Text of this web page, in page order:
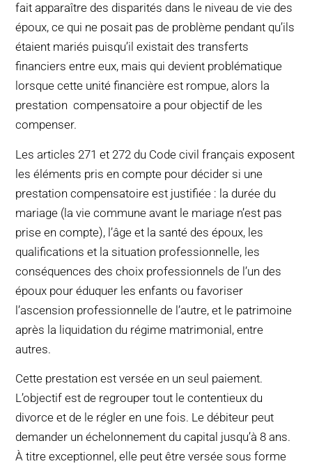
fait apparaître des disparités dans le niveau de vie des
époux, ce qui ne posait pas de problème pendant qu’ils
étaient mariés puisqu’il existait des transferts
financiers entre eux, mais qui devient problématique
lorsque cette unité financière est rompue, alors la
prestation compensatoire a pour objectif de les
compenser.
Les articles 271 et 272 du Code civil français exposent
les éléments pris en compte pour décider si une
prestation compensatoire est justifiée : la durée du
mariage (la vie commune avant le mariage n’est pas
prise en compte), l’âge et la santé des époux, les
qualifications et la situation professionnelle, les
conséquences des choix professionnels de l’un des
époux pour éduquer les enfants ou favoriser
l’ascension professionnelle de l’autre, et le patrimoine
après la liquidation du régime matrimonial, entre
autres.
Cette prestation est versée en un seul paiement.
L’objectif est de regrouper tout le contentieux du
divorce et de le régler en une fois. Le débiteur peut
demander un échelonnement du capital jusqu’à 8 ans.
À titre exceptionnel, elle peut être versée sous forme